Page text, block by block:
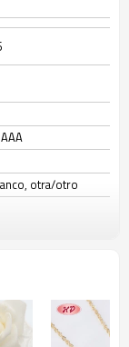
otra/otro
de Navidad